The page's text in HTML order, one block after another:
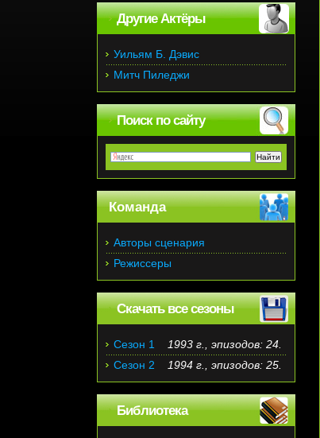
Другие Актёры
Уильям Б. Дэвис
Митч Пиледжи
Поиск по сайту
Команда
Авторы сценария
Режиссеры
Скачать все сезоны
Сезон 1
1993 г., эпизодов: 24.
Сезон 2
1994 г., эпизодов: 25.
Библиотека